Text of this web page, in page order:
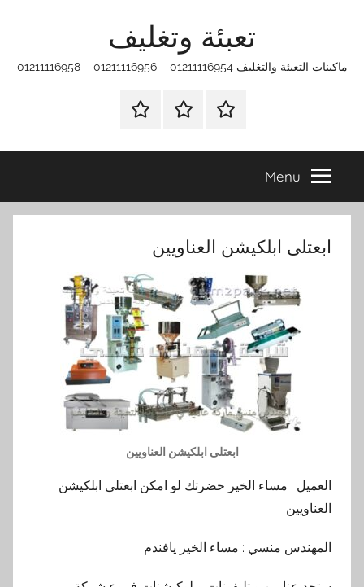
تعبئة وتغليف
ماكينات التعبئة والتغليف 01211116954 – 01211116956 – 01211116958
الرئيسيةماكينات
وتغليف
اتـصـل
في
التي
Menu
ابعتلى ابلكيشن العناويين
ابعتلى ابلكيشن العناويين
العميل : مساء الخير حضرتك لو امكن ابعتلى ابلكيشن
العناويين
المهندس منسي : مساء الخير يافندم